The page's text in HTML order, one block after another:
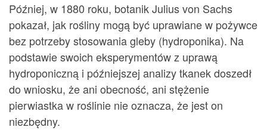
Później, w 1880 roku, botanik Julius von Sachs
pokazał, jak rośliny mogą być uprawiane w pożywce
bez potrzeby stosowania gleby (hydroponika). Na
podstawie swoich eksperymentów z uprawą
hydroponiczną i późniejszej analizy tkanek doszedł
do wniosku, że ani obecność, ani stężenie
pierwiastka w roślinie nie oznacza, że jest on
niezbędny.